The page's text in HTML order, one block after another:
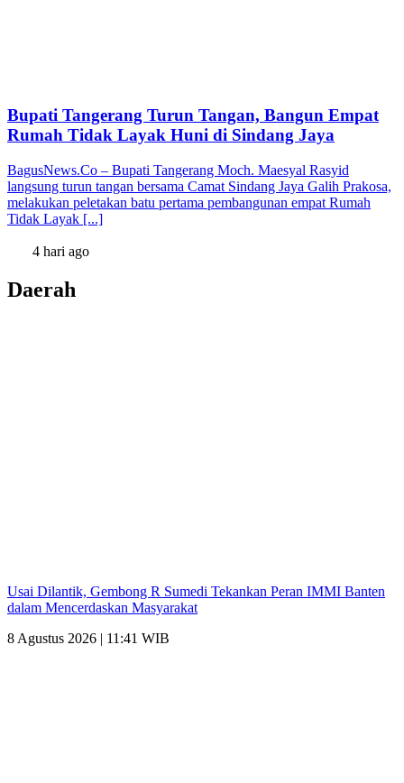
Bupati Tangerang Turun Tangan, Bangun Empat
Rumah Tidak Layak Huni di Sindang Jaya
BagusNews.Co – Bupati Tangerang Moch. Maesyal Rasyid
langsung turun tangan bersama Camat Sindang Jaya Galih Prakosa,
melakukan peletakan batu pertama pembangunan empat Rumah
Tidak Layak [...]
4 hari ago
Daerah
Usai Dilantik, Gembong R Sumedi Tekankan Peran IMMI Banten
dalam Mencerdaskan Masyarakat
8 Agustus 2026 | 11:41 WIB